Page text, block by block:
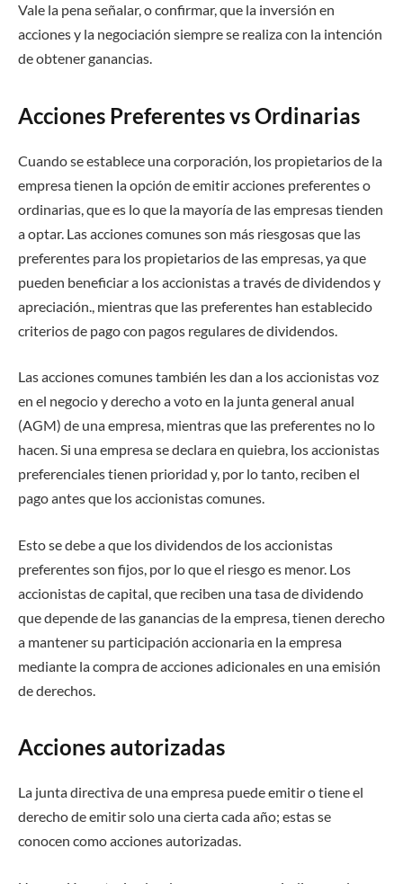
Vale la pena señalar, o confirmar, que la inversión en
acciones y la negociación siempre se realiza con la intención
de obtener ganancias.
Acciones Preferentes vs Ordinarias
Cuando se establece una corporación, los propietarios de la
empresa tienen la opción de emitir acciones preferentes o
ordinarias, que es lo que la mayoría de las empresas tienden
a optar. Las acciones comunes son más riesgosas que las
preferentes para los propietarios de las empresas, ya que
pueden beneficiar a los accionistas a través de dividendos y
apreciación., mientras que las preferentes han establecido
criterios de pago con pagos regulares de dividendos.
Las acciones comunes también les dan a los accionistas voz
en el negocio y derecho a voto en la junta general anual
(AGM) de una empresa, mientras que las preferentes no lo
hacen. Si una empresa se declara en quiebra, los accionistas
preferenciales tienen prioridad y, por lo tanto, reciben el
pago antes que los accionistas comunes.
Esto se debe a que los dividendos de los accionistas
preferentes son fijos, por lo que el riesgo es menor. Los
accionistas de capital, que reciben una tasa de dividendo
que depende de las ganancias de la empresa, tienen derecho
a mantener su participación accionaria en la empresa
mediante la compra de acciones adicionales en una emisión
de derechos.
Acciones autorizadas
La junta directiva de una empresa puede emitir o tiene el
derecho de emitir solo una cierta cada año; estas se
conocen como acciones autorizadas.